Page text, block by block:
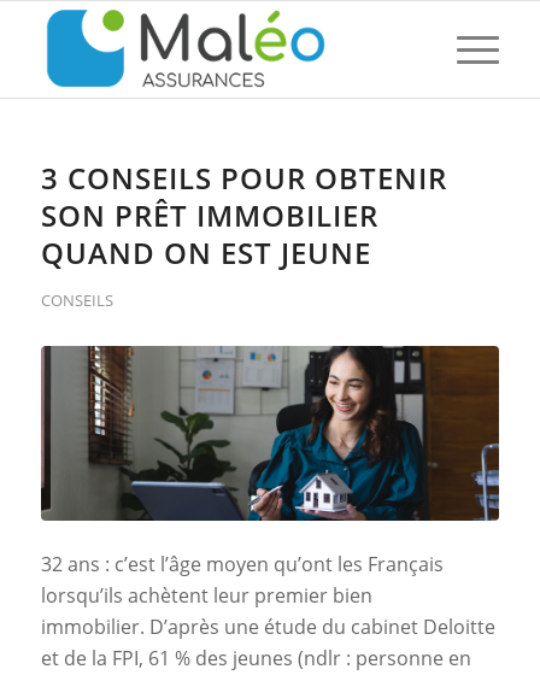
3 CONSEILS POUR OBTENIR
SON PRÊT IMMOBILIER
QUAND ON EST JEUNE
CONSEILS
32 ans : c’est l’âge moyen qu’ont les Français
lorsqu’ils achètent leur premier bien
immobilier. D’après une étude du cabinet Deloitte
et de la FPI, 61 % des jeunes (ndlr : personne en